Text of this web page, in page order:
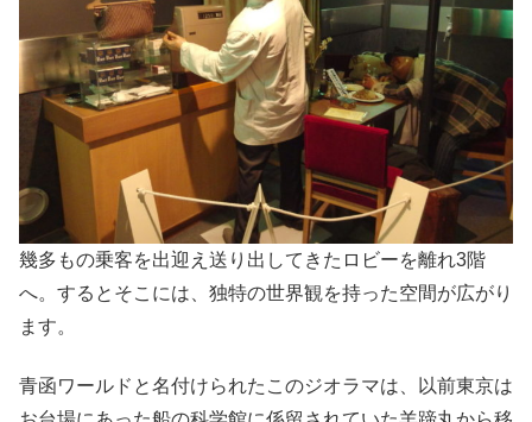
幾多もの乗客を出迎え送り出してきたロビーを離れ3階
へ。するとそこには、独特の世界観を持った空間が広がり
ます。
青函ワールドと名付けられたこのジオラマは、以前東京は